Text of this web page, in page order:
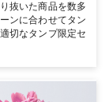
抜いた商品を数多
ンに合わせてタン
切なタンプ限定セ